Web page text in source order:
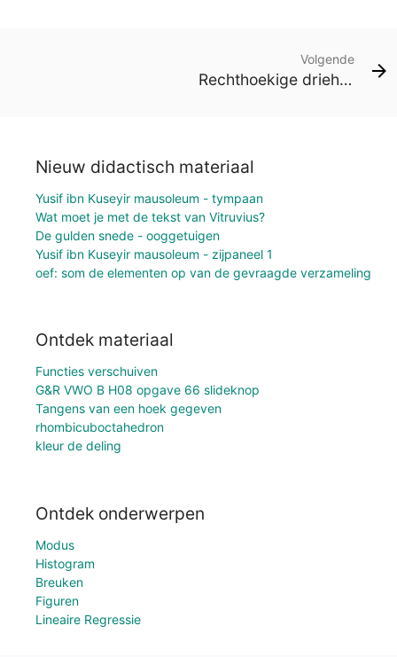
Volgende
Rechthoekige driehoek en de oppervlakte van een vierkant
Nieuw didactisch materiaal
Yusif ibn Kuseyir mausoleum - tympaan
Wat moet je met de tekst van Vitruvius?
De gulden snede - ooggetuigen
Yusif ibn Kuseyir mausoleum - zijpaneel 1
oef: som de elementen op van de gevraagde verzameling
Ontdek materiaal
Functies verschuiven
G&R VWO B H08 opgave 66 slideknop
Tangens van een hoek gegeven
rhombicuboctahedron
kleur de deling
Ontdek onderwerpen
Modus
Histogram
Breuken
Figuren
Lineaire Regressie